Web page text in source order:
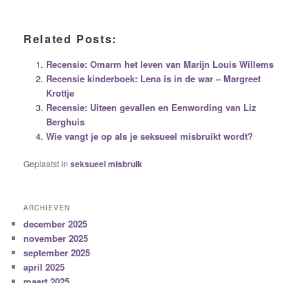
Related Posts:
Recensie: Omarm het leven van Marijn Louis Willems
Recensie kinderboek: Lena is in de war – Margreet
Krottje
Recensie: Uiteen gevallen en Eenwording van Liz
Berghuis
Wie vangt je op als je seksueel misbruikt wordt?
Geplaatst in seksueel misbruik
ARCHIEVEN
december 2025
november 2025
september 2025
april 2025